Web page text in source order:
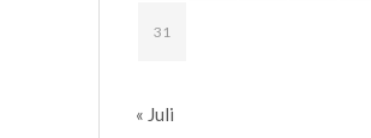
31
« Juli